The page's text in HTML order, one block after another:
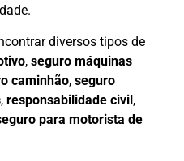
diversos tipos de
, seguro máquinas
caminhão, seguro
, responsabilidade civil,
para motorista de